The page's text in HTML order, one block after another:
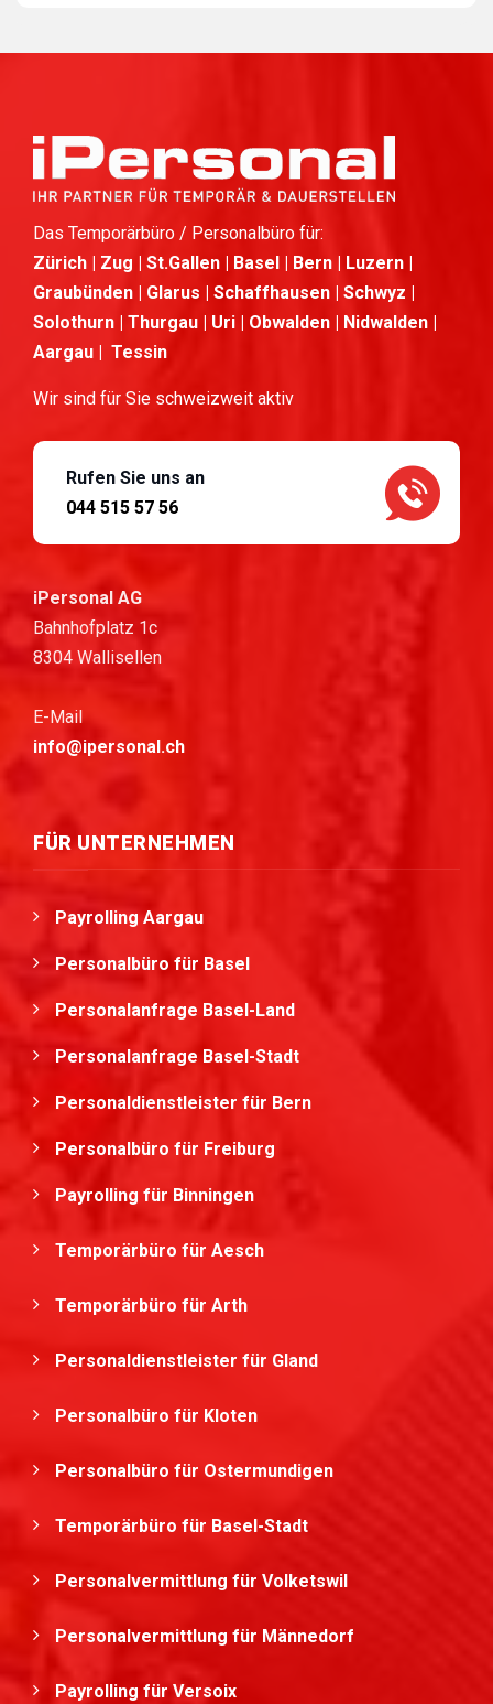
Das Temporärbüro / Personalbüro für:
Zürich | Zug | St.Gallen | Basel | Bern | Luzern |
Graubünden | Glarus | Schaffhausen | Schwyz |
Solothurn | Thurgau | Uri | Obwalden | Nidwalden |
Aargau | Tessin
Wir sind für Sie schweizweit aktiv
Rufen Sie uns an
044 515 57 56
iPersonal AG
Bahnhofplatz 1c
8304 Wallisellen
E-Mail
info@ipersonal.ch
FÜR UNTERNEHMEN
Payrolling Aargau
Personalbüro für Basel
Personalanfrage Basel-Land
Personalanfrage Basel-Stadt
Personaldienstleister für Bern
Personalbüro für Freiburg
Payrolling für Binningen
Temporärbüro für Aesch
Temporärbüro für Arth
Personaldienstleister für Gland
Personalbüro für Kloten
Personalbüro für Ostermundigen
Temporärbüro für Basel-Stadt
Personalvermittlung für Volketswil
Personalvermittlung für Männedorf
Payrolling für Versoix